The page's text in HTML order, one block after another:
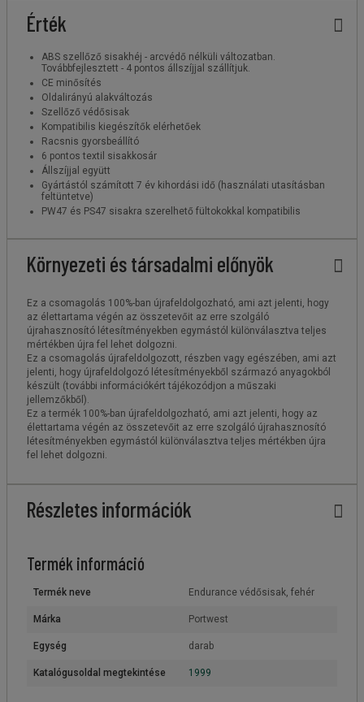
Érték
ABS szellőző sisakhéj - arcvédő nélküli változatban.
Továbbfejlesztett - 4 pontos állszíjjal szállítjuk.
CE minősítés
Oldalirányú alakváltozás
Szellőző védősisak
Kompatibilis kiegészítők elérhetőek
Racsnis gyorsbeállító
6 pontos textil sisakkosár
Állszíjjal együtt
Gyártástól számított 7 év kihordási idő (használati utasításban
feltüntetve)
PW47 és PS47 sisakra szerelhető fültokokkal kompatibilis
Környezeti és társadalmi előnyök
Ez a csomagolás 100%-ban újrafeldolgozható, ami azt jelenti, hogy
az élettartama végén az összetevőit az erre szolgáló
újrahasznosító létesítményekben egymástól különválasztva teljes
mértékben újra fel lehet dolgozni.
Ez a csomagolás újrafeldolgozott, részben vagy egészében, ami azt
jelenti, hogy újrafeldolgozó létesítményekből származó anyagokból
készült (további információkért tájékozódjon a műszaki
jellemzőkből).
Ez a termék 100%-ban újrafeldolgozható, ami azt jelenti, hogy az
élettartama végén az összetevőit az erre szolgáló újrahasznosító
létesítményekben egymástól különválasztva teljes mértékben újra
fel lehet dolgozni.
Részletes információk
Termék információ
Termék neve Endurance védősisak, fehér
Márka Portwest
Egység darab
Katalógusoldal megtekintése 1999